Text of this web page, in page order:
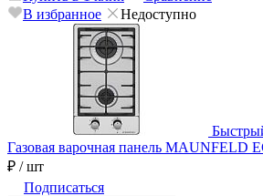
В избранное
Недоступно
Газовая варочная панель MAUNFELD
₽ / шт
Подписаться